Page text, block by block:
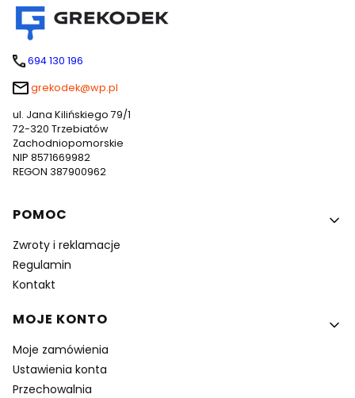
694 130 196
grekodek@wp.pl
ul. Jana Kilińskiego 79/1
72-320 Trzebiatów
Zachodniopomorskie
NIP 8571669982
REGON 387900962
Linki w stopce
POMOC
Zwroty i reklamacje
Regulamin
Kontakt
MOJE KONTO
Moje zamówienia
Ustawienia konta
Przechowalnia